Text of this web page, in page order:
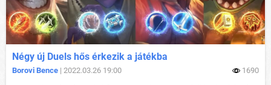
Négy új Duels hős érkezik a játékba
Borovi Bence | 2022.03.26 19:00 1690